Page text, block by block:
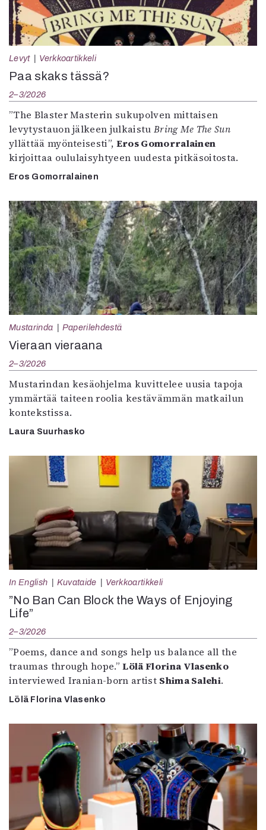
Levyt Verkkoartikkeli
Paa skaks tässä?
2–3/2026
”The Blaster Masterin sukupolven mittaisen
levytystauon jälkeen julkaistu Bring Me The Sun
yllättää myönteisesti”, Eros Gomorralainen
kirjoittaa oululaisyhtyeen uudesta pitkäsoitosta.
Eros Gomorralainen
Mustarinda Paperilehdestä
Vieraan vieraana
2–3/2026
Mustarindan kesäohjelma kuvittelee uusia tapoja
ymmärtää taiteen roolia kestävämmän matkailun
kontekstissa.
Laura Suurhasko
In English Kuvataide Verkkoartikkeli
”No Ban Can Block the Ways of Enjoying
Life”
2–3/2026
”Poems, dance and songs help us balance all the
traumas through hope.”Lölä Florina Vlasenko
interviewed Iranian-born artist Shima Salehi.
Lölä Florina Vlasenko